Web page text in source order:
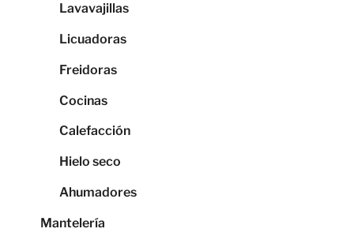
Lavavajillas
Licuadoras
Freidoras
Cocinas
Calefacción
Hielo seco
Ahumadores
Mantelería